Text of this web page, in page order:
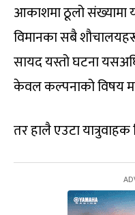
आकाशमा ठूलो संख्यामा
विमानका सबै
सायद यस्तो घटना
केवल कल्पनाको विषय
तर हालै एउटा